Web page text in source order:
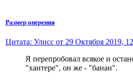
Размер оперения
Цитата: Улисс от 29 Октября 2019,
Я перепробовал всякое и
"хантере", он же - "банан".